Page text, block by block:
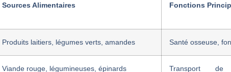
Sources Alimentaires Fonctions
Produits laitiers, légumes verts, amandes Santé osseuse,
Viande rouge, légumineuses, épinards
Transport de